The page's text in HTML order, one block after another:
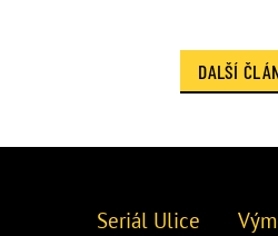
DALŠÍ
Seriál Ulice